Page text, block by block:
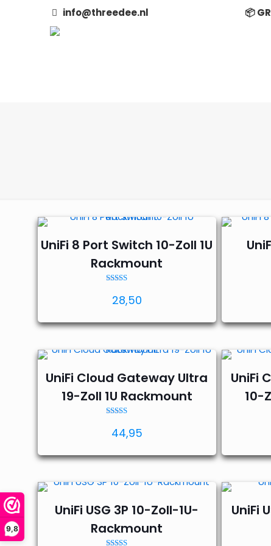
9,8
info@threedee.nl 📦
UniFi 8 Port Switch 10-Zoll 1U
Rackmount
5.00
von 5
28,50
UniFi Cloud Gateway Ultra
19-Zoll 1U Rackmount
5.00
von 5
44,95
UniFi
10-
UniFi USG 3P 10-Zoll-1U-
Rackmount
UniFi